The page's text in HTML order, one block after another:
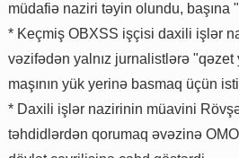
müdafiə naziri təyin olundu, başına
* Keçmiş OBXSS işçisi daxili işlər
vəzifədən yalnız jurnalistlərə "qəzet
maşının yük yerinə basmaq üçün
* Daxili işlər nazirinin müavini
təhdidlərdən qorumaq əvəzinə